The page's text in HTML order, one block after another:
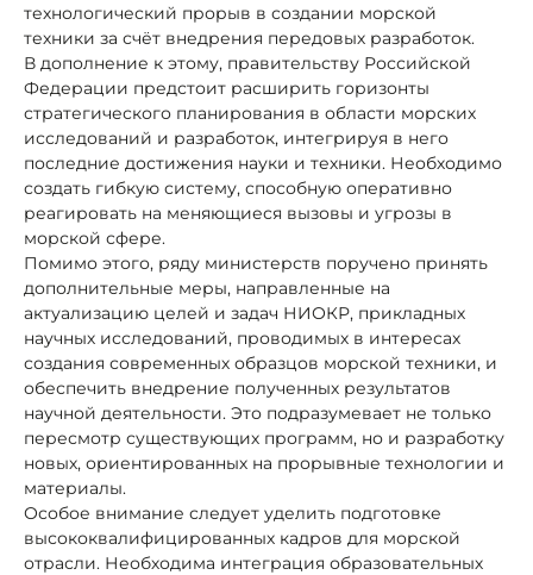
технологический прорыв в создании морской
техники за счёт внедрения передовых разработок.
В дополнение к этому, правительству Российской
Федерации предстоит расширить горизонты
стратегического планирования в области морских
исследований и разработок, интегрируя в него
последние достижения науки и техники. Необходимо
создать гибкую систему, способную оперативно
реагировать на меняющиеся вызовы и угрозы в
морской сфере.
Помимо этого, ряду министерств поручено принять
дополнительные меры, направленные на
актуализацию целей и задач НИОКР, прикладных
научных исследований, проводимых в интересах
создания современных образцов морской техники, и
обеспечить внедрение полученных результатов
научной деятельности. Это подразумевает не только
пересмотр существующих программ, но и разработку
новых, ориентированных на прорывные технологии и
материалы.
Особое внимание следует уделить подготовке
высококвалифицированных кадров для морской
отрасли. Необходима интеграция образовательных